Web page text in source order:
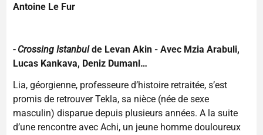
Antoine Le Fur
- Crossing Istanbulde Levan Akin - Avec Mzia Arabuli,
Lucas Kankava, Deniz Dumanl…
Lia, géorgienne, professeure d’histoire retraitée, s’est
promis de retrouver Tekla, sa nièce (née de sexe
masculin) disparue depuis plusieurs années. A la suite
d’une rencontre avec Achi, un jeune homme douloureux